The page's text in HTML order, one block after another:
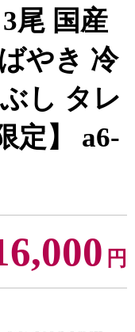
尾 国産
やき 冷
し タレ
定】 a6-
円